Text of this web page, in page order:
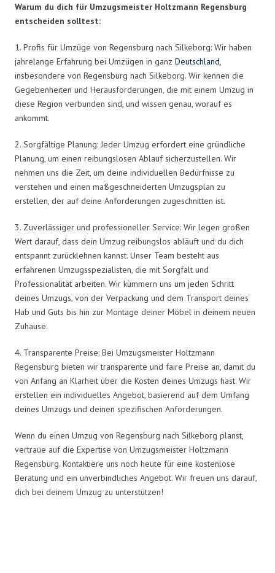
Warum du dich für Umzugsmeister Holtzmann Regensburg
entscheiden solltest:
1. Profis für Umzüge von Regensburg nach Silkeborg: Wir haben
jahrelange Erfahrung bei Umzügen in ganz Deutschland,
insbesondere von Regensburg nach Silkeborg. Wir kennen die
Gegebenheiten und Herausforderungen, die mit einem Umzug in
diese Region verbunden sind, und wissen genau, worauf es
ankommt.
2. Sorgfältige Planung: Jeder Umzug erfordert eine gründliche
Planung, um einen reibungslosen Ablauf sicherzustellen. Wir
nehmen uns die Zeit, um deine individuellen Bedürfnisse zu
verstehen und einen maßgeschneiderten Umzugsplan zu
erstellen, der auf deine Anforderungen zugeschnitten ist.
3. Zuverlässiger und professioneller Service: Wir legen großen
Wert darauf, dass dein Umzug reibungslos abläuft und du dich
entspannt zurücklehnen kannst. Unser Team besteht aus
erfahrenen Umzugsspezialisten, die mit Sorgfalt und
Professionalität arbeiten. Wir kümmern uns um jeden Schritt
deines Umzugs, von der Verpackung und dem Transport deines
Hab und Guts bis hin zur Montage deiner Möbel in deinem neuen
Zuhause.
4. Transparente Preise: Bei Umzugsmeister Holtzmann
Regensburg bieten wir transparente und faire Preise an, damit du
von Anfang an Klarheit über die Kosten deines Umzugs hast. Wir
erstellen ein individuelles Angebot, basierend auf dem Umfang
deines Umzugs und deinen spezifischen Anforderungen.
Wenn du einen Umzug von Regensburg nach Silkeborg planst,
vertraue auf die Expertise von Umzugsmeister Holtzmann
Regensburg. Kontaktiere uns noch heute für eine kostenlose
Beratung und ein unverbindliches Angebot. Wir freuen uns darauf,
dich bei deinem Umzug zu unterstützen!